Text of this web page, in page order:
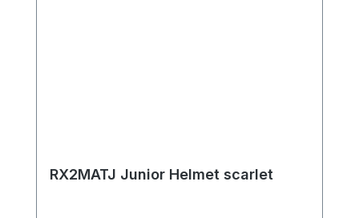
RX2MATJ Junior Helmet scarlet